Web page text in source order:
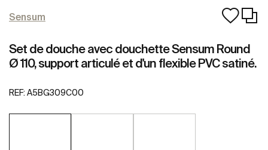
Sensum
Set de douche avec douchette Sensum Round
Ø 110, support articulé et d'un flexible PVC satiné.
REF: A5BG309C00